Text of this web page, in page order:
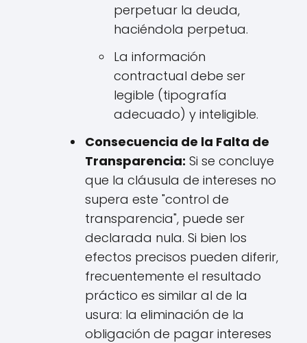
perpetuar la deuda,
haciéndola perpetua.
La información
contractual debe ser
legible (tipografía
adecuado) y inteligible.
Consecuencia de la Falta de
Transparencia: Si se concluye
que la cláusula de intereses no
supera este "control de
transparencia", puede ser
declarada nula. Si bien los
efectos precisos pueden diferir,
frecuentemente el resultado
práctico es similar al de la
usura: la eliminación de la
obligación de pagar intereses